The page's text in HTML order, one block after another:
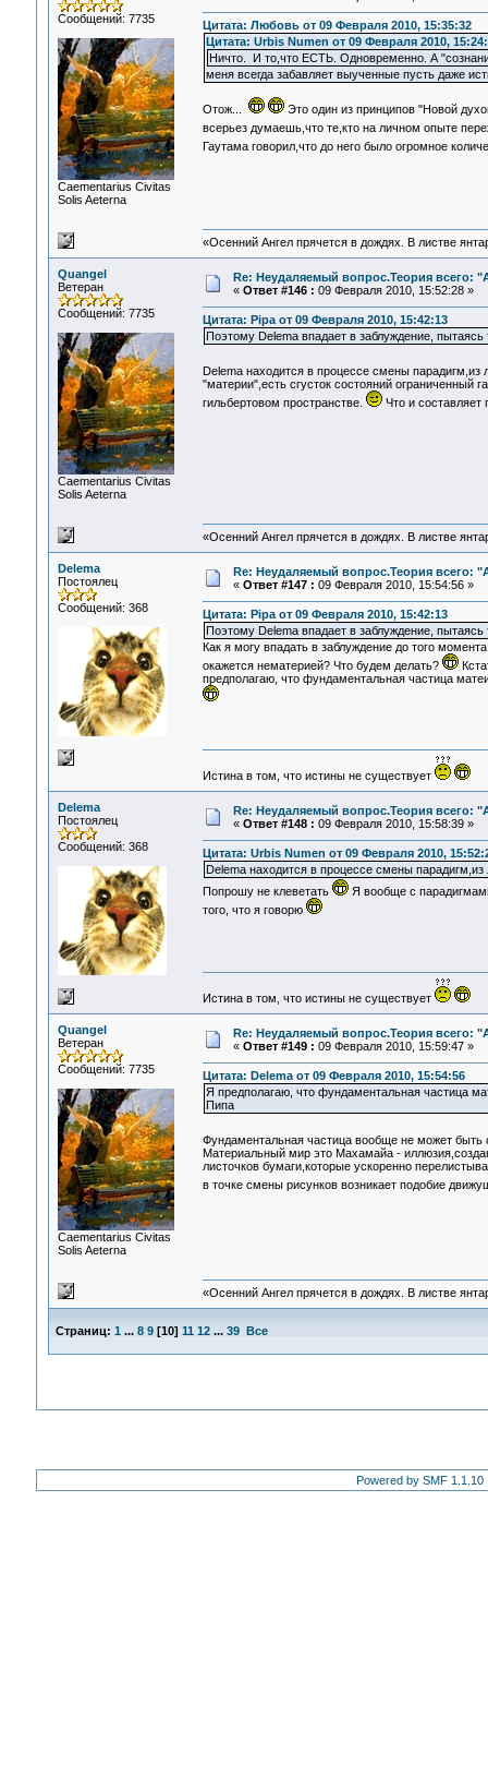
Сообщений: 7735
Сaementarius Civitas
Solis Aeterna
Цитата: Любовь от 09 Февраля 2010, 15:35:32
Цитата: Urbis Numen от 09 Февраля 2010,
Ничто. И то,что ЕСТЬ. Одновременно. А
меня всегда забавляет выученные пусть даже
Отож...
Это один из принципов "Новой
всерьез думаешь,что те,кто на личном опыте
Гаутама говорил,что до него было огромное
«Осенний Ангел прячется в дождях. В листве
Quangel
Ветеран
Сообщений: 7735
Сaementarius Civitas
Solis Aeterna
Re: Неудаляемый вопрос.Теория всего:
« Ответ #146 : 09 Февраля 2010, 15:52:28 »
Цитата: Pipa от 09 Февраля 2010, 15:42:13
Поэтому Delema впадает в заблуждение,
Delema находится в процессе смены парадигм,из
"материи",есть сгусток состояний ограниченный
гильбертовом пространстве.
Что и составляет
«Осенний Ангел прячется в дождях. В листве
Delema
Постоялец
Сообщений: 368
Re: Неудаляемый вопрос.Теория всего:
« Ответ #147 : 09 Февраля 2010, 15:54:56 »
Цитата: Pipa от 09 Февраля 2010, 15:42:13
Поэтому Delema впадает в заблуждение,
Как я могу впадать в заблуждение до того
окажется нематерией? Что будем делать?
предполагаю, что фундаментальная частица
Истина в том, что истины не существует
Delema
Постоялец
Сообщений: 368
Re: Неудаляемый вопрос.Теория всего:
« Ответ #148 : 09 Февраля 2010, 15:58:39 »
Цитата: Urbis Numen от 09 Февраля 2010,
Delema находится в процессе смены
Попрошу не клеветать
Я вообще с
того, что я говорю
Истина в том, что истины не существует
Quangel
Ветеран
Сообщений: 7735
Сaementarius Civitas
Solis Aeterna
Re: Неудаляемый вопрос.Теория всего:
« Ответ #149 : 09 Февраля 2010, 15:59:47 »
Цитата: Delema от 09 Февраля 2010, 15:54:56
Я предполагаю, что фундаментальная частица
Пипа
Фундаментальная частица вообще не может быть
Материальный мир это Махамайа -
листочков бумаги,которые ускоренно
в точке смены рисунков возникает подобие
«Осенний Ангел прячется в дождях. В листве
Страниц: 1 ... 8 9[10] 11 12 ... 39 Все
Powered by SMF 1.1.10